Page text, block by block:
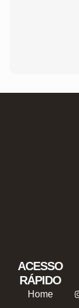
ACESSO
RÁPIDO
Home